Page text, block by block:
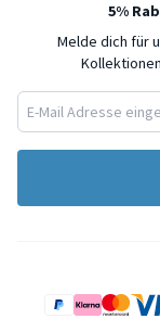
5%
Melde dich für